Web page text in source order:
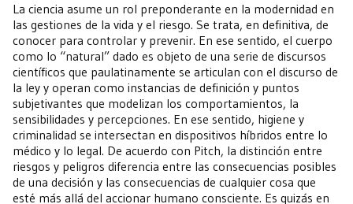
La ciencia asume un rol preponderante en la modernidad en
las gestiones de la vida y el riesgo. Se trata, en definitiva, de
conocer para controlar y prevenir. En ese sentido, el cuerpo
como lo “natural” dado es objeto de una serie de discursos
científicos que paulatinamente se articulan con el discurso de
la ley y operan como instancias de definición y puntos
subjetivantes que modelizan los comportamientos, la
sensibilidades y percepciones. En ese sentido, higiene y
criminalidad se intersectan en dispositivos híbridos entre lo
médico y lo legal. De acuerdo con Pitch, la distinción entre
riesgos y peligros diferencia entre las consecuencias posibles
de una decisión y las consecuencias de cualquier cosa que
esté más allá del accionar humano consciente. Es quizás en